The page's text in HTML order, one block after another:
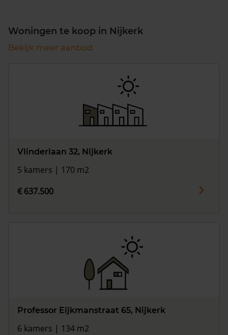
Woningen te koop in Nijkerk
Bekijk meer aanbod
Vlinderlaan 32, Nijkerk
5 kamers | 170 m2
€ 637.500
Professor Eijkmanstraat 65, Nijkerk
6 kamers | 134 m2